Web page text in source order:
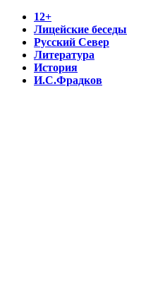
12+
Лицейские беседы
Русский Север
Литература
История
И.С.Фрадков